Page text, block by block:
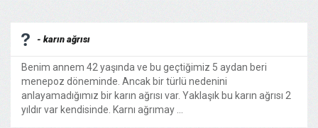
- karın ağrısı
Benim annem 42 yaşında ve bu geçtiğimiz 5 aydan beri
menepoz döneminde. Ancak bir türlü nedenini
anlayamadığımız bir karın ağrısı var. Yaklaşık bu karın ağrısı 2
yıldır var kendisinde. Karnı ağrımay ...